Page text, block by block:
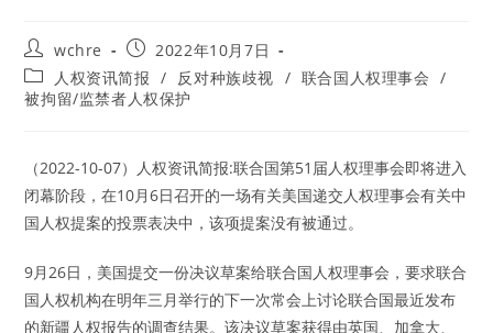
Post
author:
wchre
Post
published:
2022年10月7日
Post
category:
人权资讯简报 / 反对种族歧视 / 联合国人权理事会 /
被拘留/监禁者人权保护
（2022-10-07）人权资讯简报:联合国第51届人权理事会即将进入
闭幕阶段，在10月6日召开的一场有关美国递交人权理事会有关中
国人权提案的投票表决中，该项提案没有被通过。
9月26日，美国提交一份决议草案给联合国人权理事会，要求联合
国人权机构在明年三月举行的下一次常会上讨论联合国最近发布
的新疆人权报告的调查结果。该决议草案获得由英国、加拿大、